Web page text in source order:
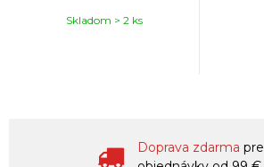
Skladom > 2 ks
Doprava zdarma pre